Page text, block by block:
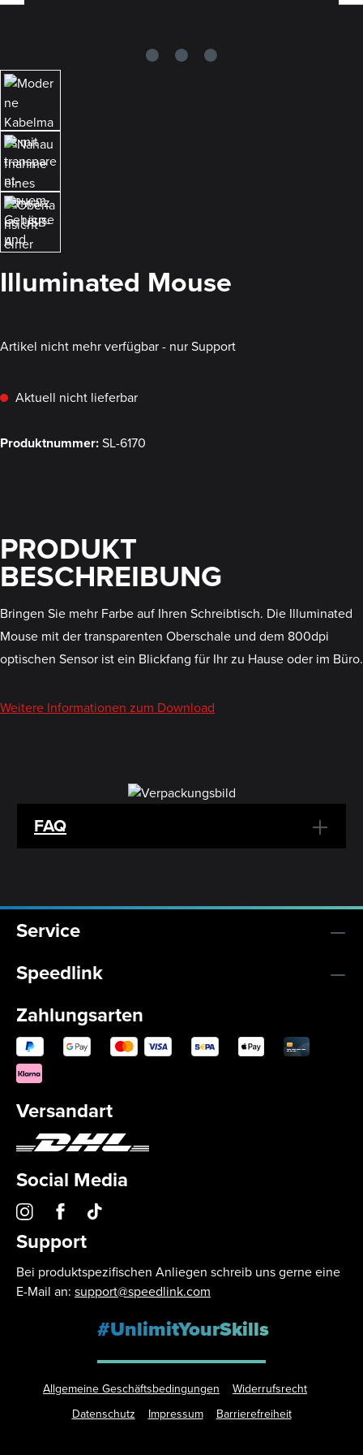
Illuminated Mouse
Artikel nicht mehr verfügbar - nur Support
Aktuell nicht lieferbar
Produktnummer:SL-6170
PRODUKT
BESCHREIBUNG
Bringen Sie mehr Farbe auf Ihren Schreibtisch. Die Illuminated
Mouse mit der transparenten Oberschale und dem 800dpi
optischen Sensor ist ein Blickfang für Ihr zu Hause oder im Büro.
Weitere Informationen zum Download
FAQ
Service
Speedlink
Zahlungsarten
Versandart
Social Media
Support
Bei produktspezifischen Anliegen schreib uns gerne eine
E-Mail an: support@speedlink.com
#UnlimitYourSkills
Allgemeine Geschäftsbedingungen
Widerrufsrecht
Datenschutz
Impressum Barrierefreiheit